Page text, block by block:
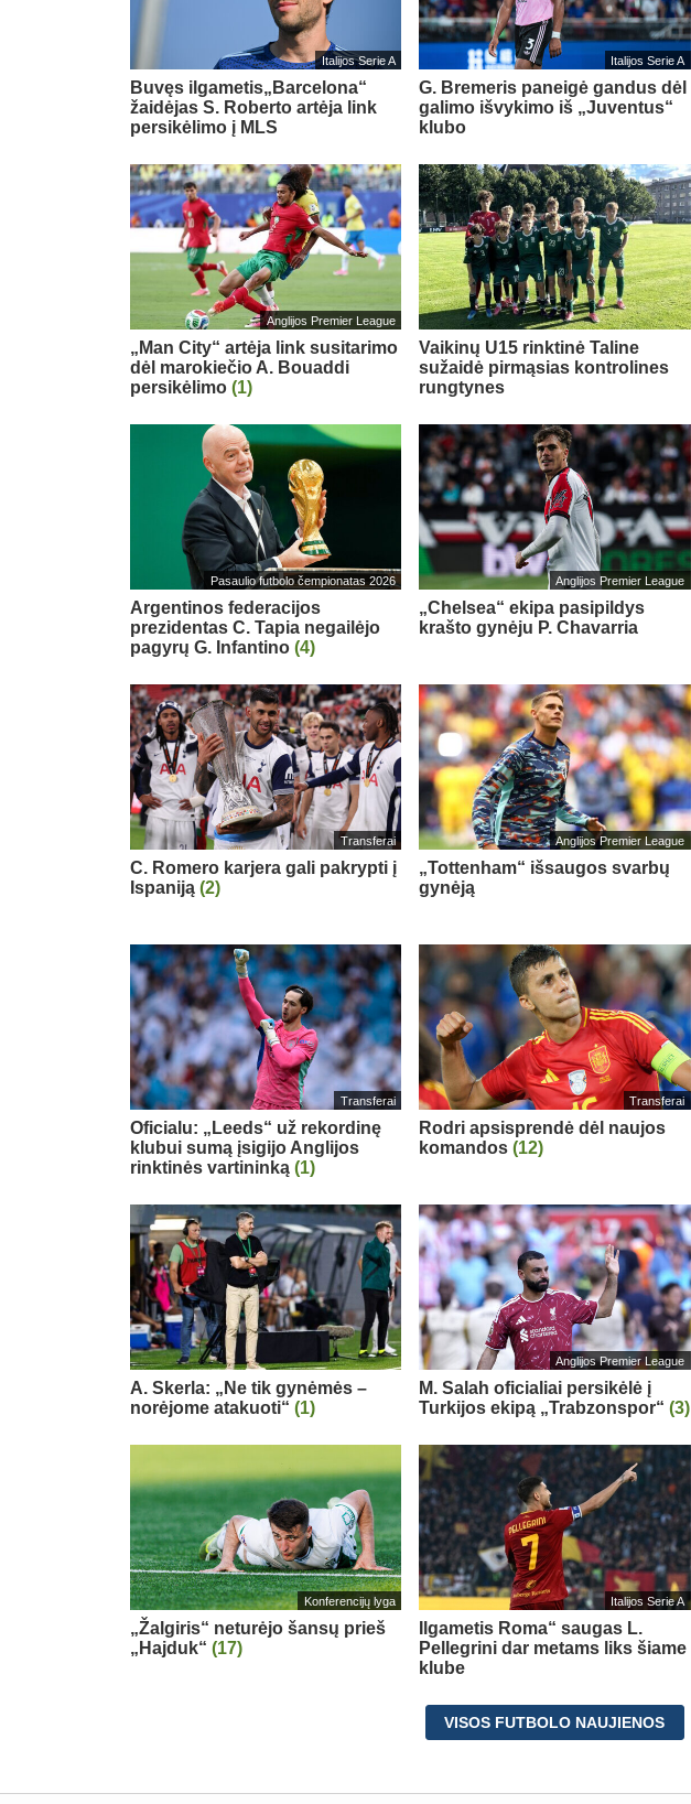
Italijos Serie A
Buvęs ilgametis„Barcelona“
žaidėjas S. Roberto artėja link
persikėlimo į MLS
Italijos Serie A
G. Bremeris paneigė gandus dėl
galimo išvykimo iš „Juventus“
klubo
Anglijos Premier League
„Man City“ artėja link susitarimo
dėl marokiečio A. Bouaddi
persikėlimo (1)
Vaikinų U15 rinktinė Taline
sužaidė pirmąsias kontrolines
rungtynes
Pasaulio futbolo čempionatas 2026
Argentinos federacijos
prezidentas C. Tapia negailėjo
pagyrų G. Infantino (4)
Anglijos Premier League
„Chelsea“ ekipa pasipildys
krašto gynėju P. Chavarria
Transferai
C. Romero karjera gali pakrypti į
Ispaniją (2)
Anglijos Premier League
„Tottenham“ išsaugos svarbų
gynėją
Transferai
Oficialu: „Leeds“ už rekordinę
klubui sumą įsigijo Anglijos
rinktinės vartininką (1)
Transferai
Rodri apsisprendė dėl naujos
komandos(12)
A. Skerla: „Ne tik gynėmės –
norėjome atakuoti“ (1)
Anglijos Premier League
M. Salah oficialiai persikėlė į
Turkijos ekipą „Trabzonspor“(3)
Konferencijų lyga
„Žalgiris“ neturėjo šansų prieš
„Hajduk“ (17)
Italijos Serie A
Ilgametis Roma“ saugas L.
Pellegrini dar metams liks šiame
klube
VISOS FUTBOLO NAUJIENOS